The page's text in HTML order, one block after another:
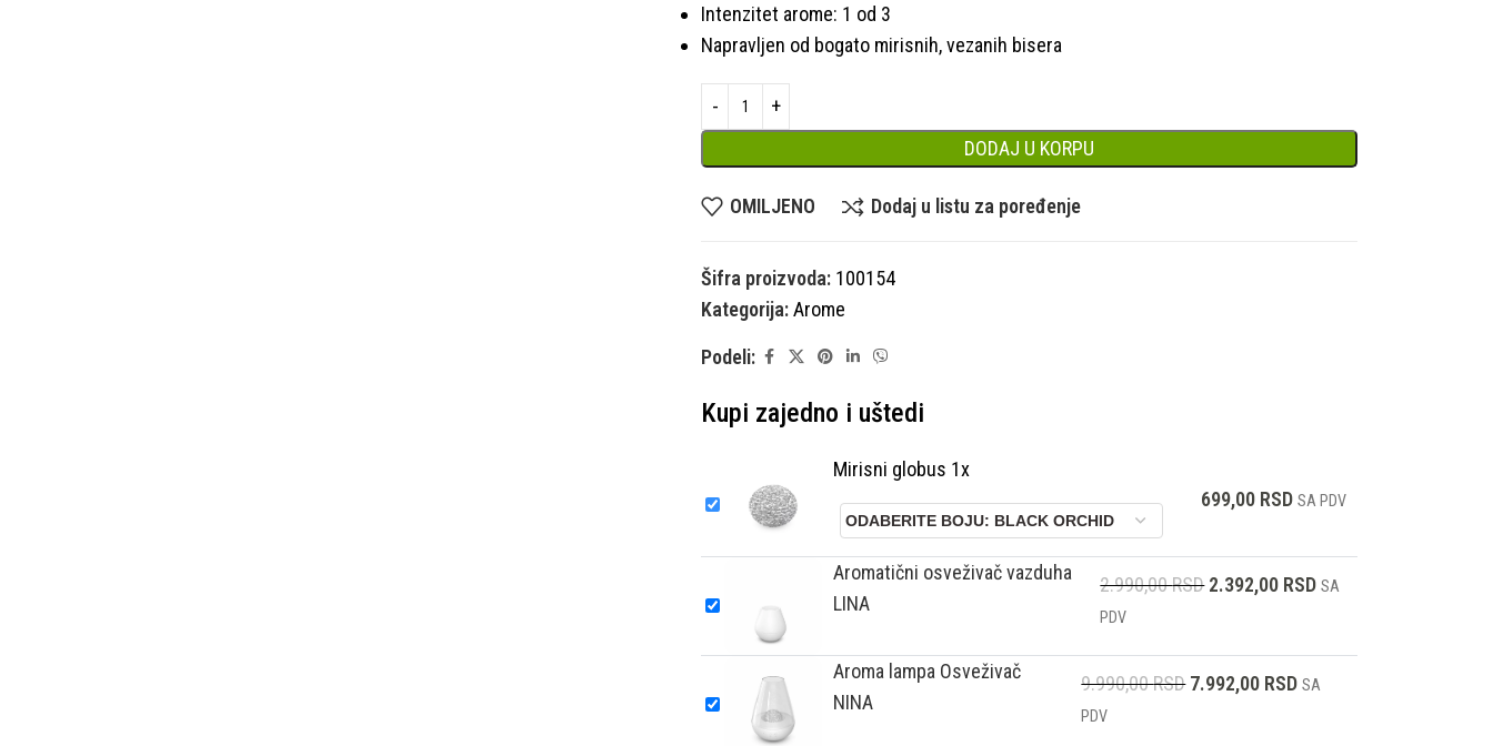
Intenzitet arome: 1 od 3
Napravljen od bogato mirisnih, vezanih bisera
DODAJ U KORPU
OMILJENO Dodaj u listu za poređenje
Šifra proizvoda: 100154
Kategorija:Arome
Podeli:
Kupi zajedno i uštedi
Mirisni globus 1x
699,00 RSD SA PDV
Aromatični osveživač vazduha
LINA
2.990,00RSD 2.392,00 RSD SA
PDV
Aroma lampa Osveživač
NINA
9.990,00RSD 7.992,00 RSD SA
PDV